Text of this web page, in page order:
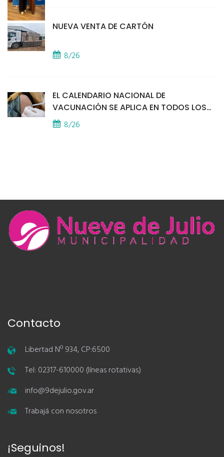
NUEVA VENTA DE CARTÓN
8/26
EL CALENDARIO NACIONAL DE
VACUNACIÓN SE APLICA EN TODOS LOS
CAPS
8/26
Contacto
Libertad Nº 934, CP:6500
Tel: 02317-610000 (líneas rotativas)
info@9dejulio.gov.ar
Trabajá con nosotros
¡Seguinos!